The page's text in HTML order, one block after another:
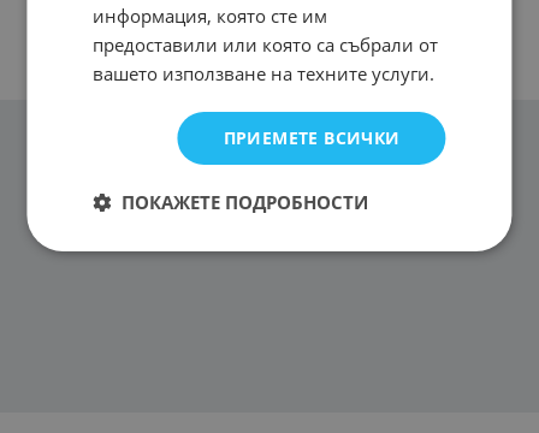
информация, която сте им
предоставили или която са събрали от
вашето използване на техните услуги.
ПРИЕМЕТЕ ВСИЧКИ
ПОКАЖЕТЕ ПОДРОБНОСТИ